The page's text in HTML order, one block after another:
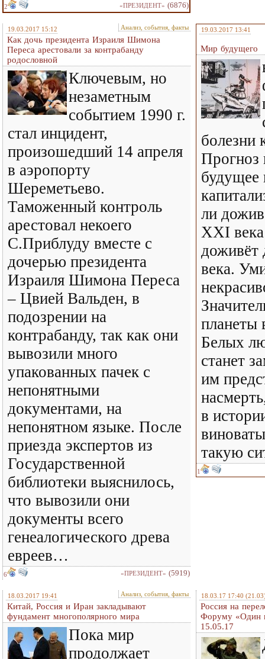
2 «ПРЕЗИДЕНТ» (6876)
19.03.2017 15:12 Анализ, события, факты
Как дочь президента Израиля Шимона
Переса арестовали за контрабанду
родословной
Ключевым, но
незаметным
событием 1990 г.
стал инцидент,
произошедший 14 апреля
в аэропорту
Шереметьево.
Таможенный контроль
арестовал некоего
С.Приблуду вместе с
дочерью президента
Израиля Шимона Переса
– Цвией Вальден, в
подозрении на
контрабанду, так как они
вывозили много
упакованных пачек с
непонятными
документами, на
непонятном языке. После
приезда экспертов из
Государственной
библиотеки выяснилось,
что вывозили они
документы всего
генеалогического древа
евреев…
6 «ПРЕЗИДЕНТ» (5919)
19.03.2017 13:41
Мир будущего
болезни
Прогноз
будущее
ли
XXI
доживёт
века.
планеты
Белых
станет
им
в
такую
1
18.03.2017 19:41 Анализ, события, факты
Китай, Россия и Иран закладывают
фундамент многополярного мира
Пока мир
продолжает
18.03.17 17:40
Россия на
Форуму «Один
15.05.17